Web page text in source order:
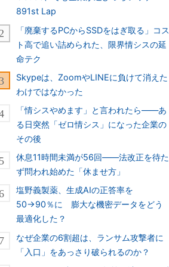
891st Lap
「廃棄するPCからSSDをはぎ取る」コス
ト高で追い詰められた、限界情シスの延
命テク
Skypeは、ZoomやLINEに負けて消えた
わけではなかった
「情シスやめます」と言われたら――あ
る日突然「ゼロ情シス」になった企業の
その後
休息11時間未満が56回――法改正を待た
ず問われ始めた「休ませ方」
塩野義製薬、生成AIの正答率を
50→90％に 膨大な機密データをどう
最適化した？
なぜ企業の6割超は、ランサム攻撃者に
「入口」をあっさり破られるのか？